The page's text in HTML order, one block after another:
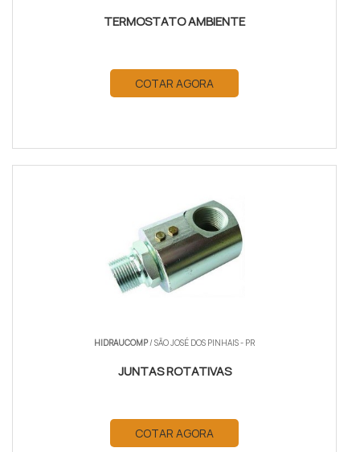
TERMOSTATO AMBIENTE
COTAR AGORA
HIDRAUCOMP/ SÃO JOSÉ DOS PINHAIS - PR
JUNTAS ROTATIVAS
COTAR AGORA